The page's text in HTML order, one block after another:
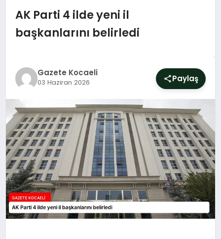
EKONOMI
SPOR
SIYASET
YAŞAM
DÜNYA
SAĞLIK
EĞITIM
AK Parti 4 ilde yeni il
başkanlarını belirledi
Gazete Kocaeli
03 Haziran 2026 Paylaş